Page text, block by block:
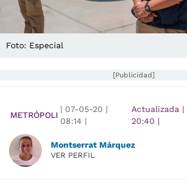
Foto: Especial
[Publicidad]
METRÓPOLI
| 07-05-20 |
08:14 |
Actualizada |
20:40 |
Montserrat Márquez
VER PERFIL